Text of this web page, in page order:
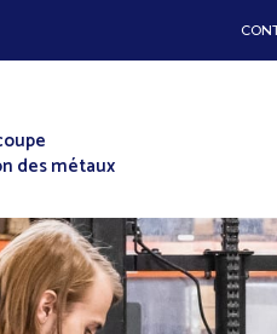
des métaux